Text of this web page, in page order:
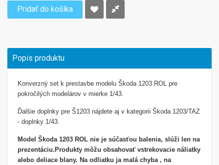
Pridať do košíka
Popis produktu
Konverzný set k prestavbe modelu Škoda 1203 ROL pre
pokročilých modelárov v mierke 1/43.
Ďalšie doplnky pre Š1203 nájdete aj v kategorii Škoda 1203/TAZ
- doplnky 1/43.
Model Škoda 1203 ROL nie je súčasťou balenia, slúži len na
prezentáciu. Produkty môžu obsahovať vstrekovacie náliatky
alebo deliace blany. Na odliatku ja malá chyba , na